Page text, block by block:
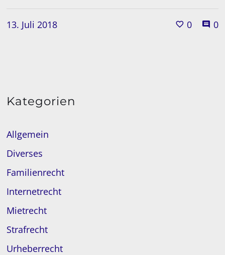
13. Juli 2018 0 0
Kategorien
Allgemein
Diverses
Familienrecht
Internetrecht
Mietrecht
Strafrecht
Urheberrecht